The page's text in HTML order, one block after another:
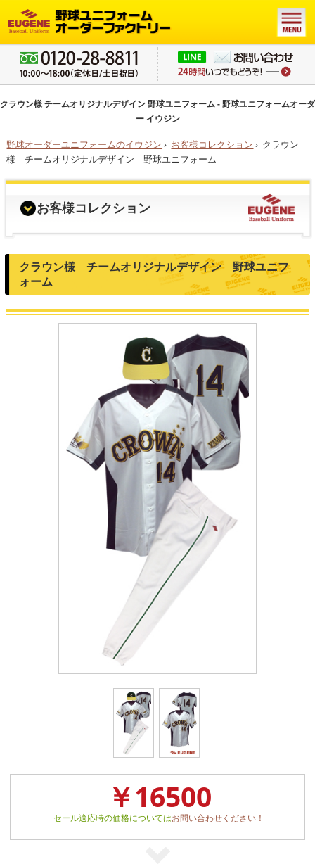
クラウン様 チームオリジナルデザイン 野球ユニフォーム - 野球ユニフォームオーダ
ー イウジン
野球オーダーユニフォームのイウジン › お客様コレクション › クラウン
様 チームオリジナルデザイン 野球ユニフォーム
お客様コレクション
クラウン様 チームオリジナルデザイン 野球ユニフ
ォーム
￥16500
セール適応時の価格についてはお問い合わせください！